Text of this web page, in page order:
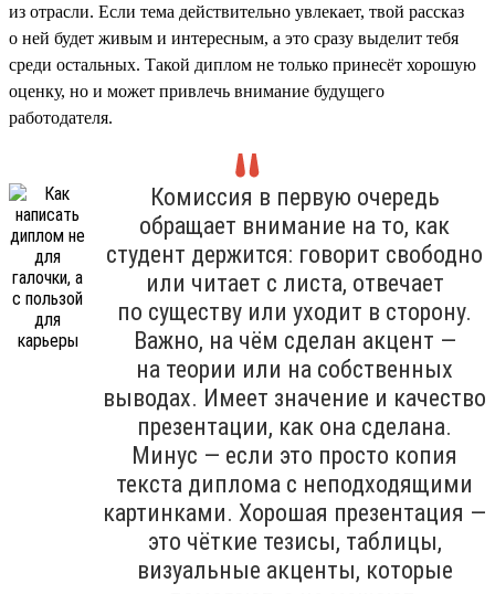
из отрасли. Если тема действительно увлекает, твой рассказ
о ней будет живым и интересным, а это сразу выделит тебя
среди остальных. Такой диплом не только принесёт хорошую
оценку, но и может привлечь внимание будущего
работодателя.
Комиссия в первую очередь
обращает внимание на то, как
студент держится: говорит свободно
или читает с листа, отвечает
по существу или уходит в сторону.
Важно, на чём сделан акцент —
на теории или на собственных
выводах. Имеет значение и качество
презентации, как она сделана.
Минус — если это просто копия
текста диплома с неподходящими
картинками. Хорошая презентация —
это чёткие тезисы, таблицы,
визуальные акценты, которые